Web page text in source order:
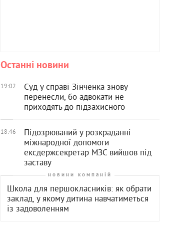
Останні новини
19:02
Суд у справі Зінченка знову
перенесли, бо адвокати не
приходять до підзахисного
18:46
Підозрюваний у розкраданні
міжнародної допомоги
ексдержсекретар МЗС вийшов під
заставу
новини компаній
Школа для першокласників: як обрати
заклад, у якому дитина навчатиметься
із задоволенням